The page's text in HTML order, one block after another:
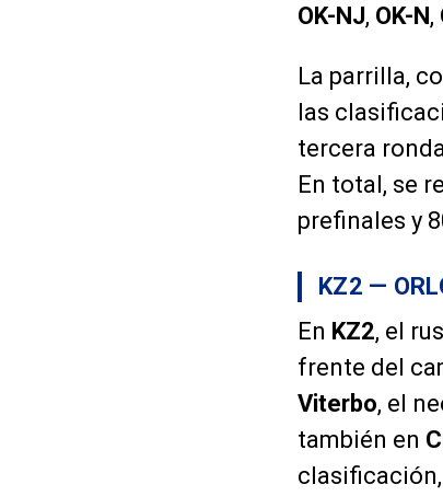
OK-NJ, OK-N,
La parrilla,
las
tercera
En total, se
prefinales y
KZ2 —
En KZ2, el
frente del
Viterbo, el
también en